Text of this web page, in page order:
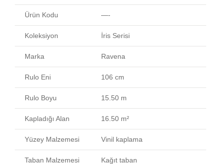
Ürün Kodu —-
Koleksiyon İris Serisi
Marka Ravena
Rulo Eni 106 cm
Rulo Boyu 15.50 m
Kapladığı Alan 16.50 m²
Yüzey Malzemesi Vinil kaplama
Taban Malzemesi Kağıt taban